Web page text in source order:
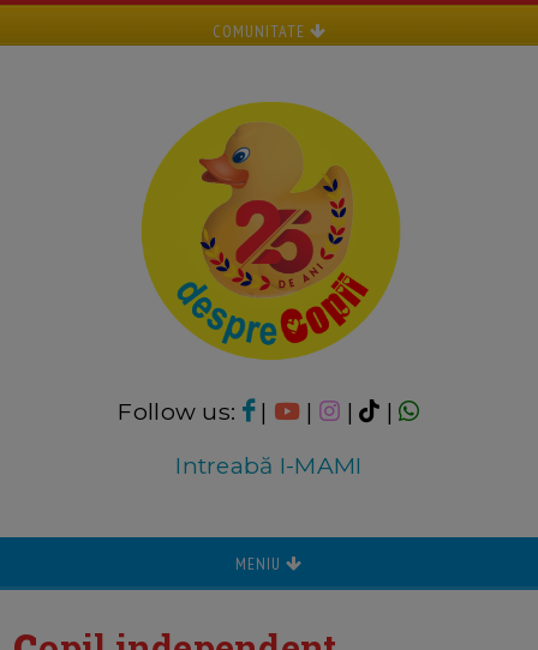
COMUNITATE
Follow us: | | |
|
Intreabă I-MAMI
MENIU